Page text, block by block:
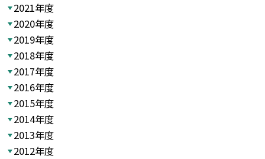
2021年度
2020年度
2019年度
2018年度
2017年度
2016年度
2015年度
2014年度
2013年度
2012年度